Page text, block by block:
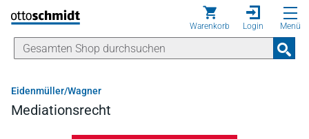
Direkt zum Inhalt
Warenkorb Login Menü
Eidenmüller/Wagner
Mediationsrecht